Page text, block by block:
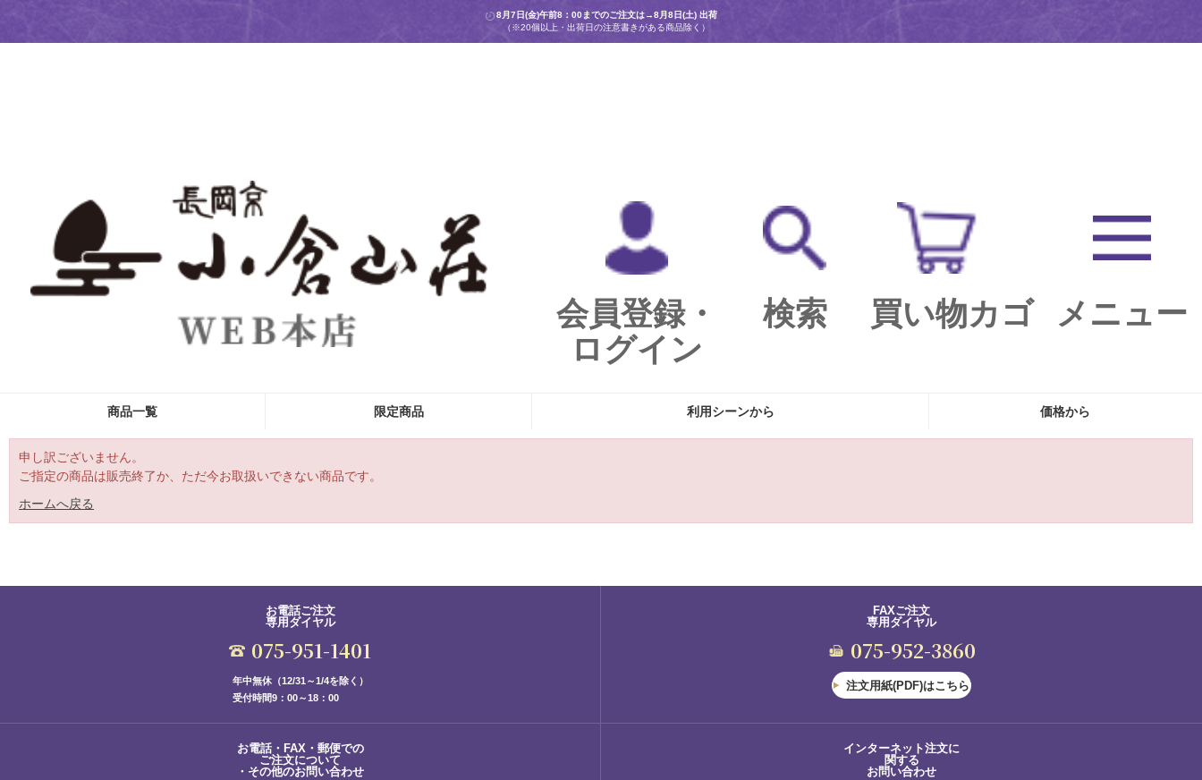
8月7日(金)午前8：00までのご注文は→8月8日(土) 出荷
（※20個以上・出荷日の注意書きがある商品除く）
会員登録・
ログイン
検索 買い物カゴ メニュー
商品一覧 限定商品 利用シーンから 価格から
申し訳ございません。
ご指定の商品は販売終了か、ただ今お取扱いできない商品です。
ホームへ戻る
お電話ご注文
専用ダイヤル
075-951-1401
年中無休（12/31～1/4を除く）
受付時間9：00～18：00
FAXご注文
専用ダイヤル
075-952-3860
注文用紙(PDF)はこちら
お電話・FAX・郵便での
ご注文について
・その他のお問い合わせ
インターネット注文に
関する
お問い合わせ